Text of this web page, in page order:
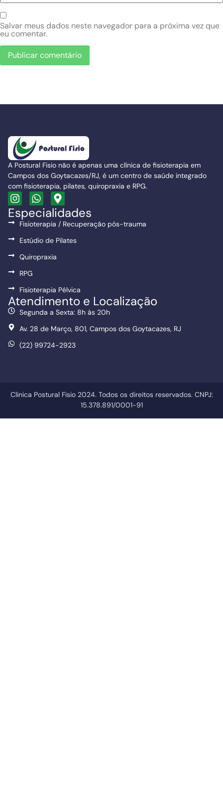
Salvar meus dados neste navegador para a próxima vez que
eu comentar.
A Postural Fisio não é apenas uma clínica de fisioterapia em
Campos dos Goytacazes/RJ, é um centro de saúde integrado
com fisioterapia, pilates, quiropraxia e RPG.
Especialidades
Fisioterapia / Recuperação pós-trauma
Estúdio de Pilates
Quiropraxia
RPG
Fisioterapia Pélvica
Atendimento e Localização
Segunda a Sexta: 8h às 20h
Av. 28 de Março, 801, Campos dos Goytacazes, RJ
(22) 99724-2923
Clinica Postural Fisio 2024. Todos os direitos reservados. CNPJ:
15.378.891/0001-91